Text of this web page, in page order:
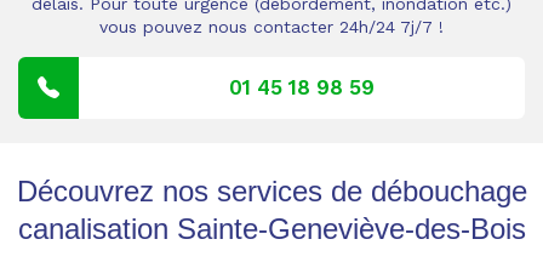
vous pouvez nous contacter 24h/24 7j/7 !
01 45 18 98 59
Découvrez nos services de débouchage
canalisation Sainte-Geneviève-des-Bois